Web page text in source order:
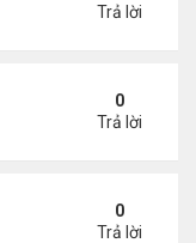
Trả lời
0
Trả lời
mẹ chồng cũ
0
Trả lời